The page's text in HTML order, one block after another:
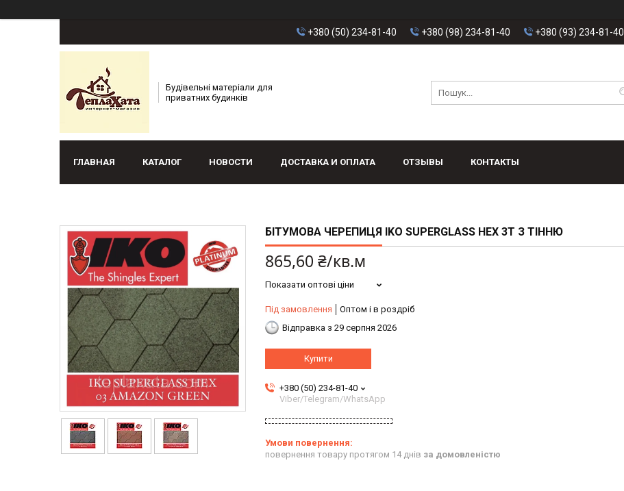
+380 (50) 234-81-40 +380 (98) 234-81-40 +380 (93) 234-81-40
Будівельні матеріали для
приватних будинків
ГЛАВНАЯ КАТАЛОГ НОВОСТИ ДОСТАВКА И ОПЛАТА ОТЗЫВЫ КОНТАКТЫ
БІТУМОВА ЧЕРЕПИЦЯ IKO SUPERGLASS HEX 3T З ТІННЮ
865,60 ₴/кв.м
Показати оптові ціни
Під замовлення
Оптом і в роздріб
Відправка з 29 серпня 2026
Купити
+380 (50) 234-81-40
Viber/Telegram/WhatsApp
повернення товару протягом 14 днів за домовленістю